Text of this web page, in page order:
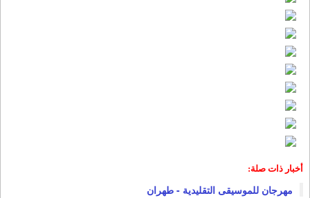
أخبار ذات صلة:
مهرجان للموسیقی التقلیدیة - طهران